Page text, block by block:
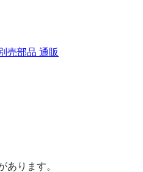
売部品 通販
あります。